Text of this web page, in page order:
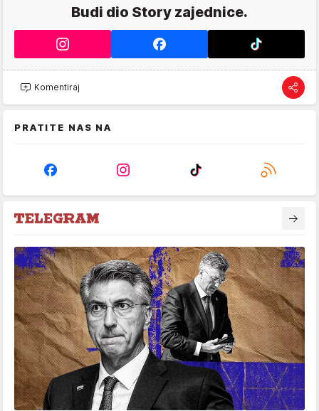
Budi dio Story zajednice.
Komentiraj
PRATITE NAS NA